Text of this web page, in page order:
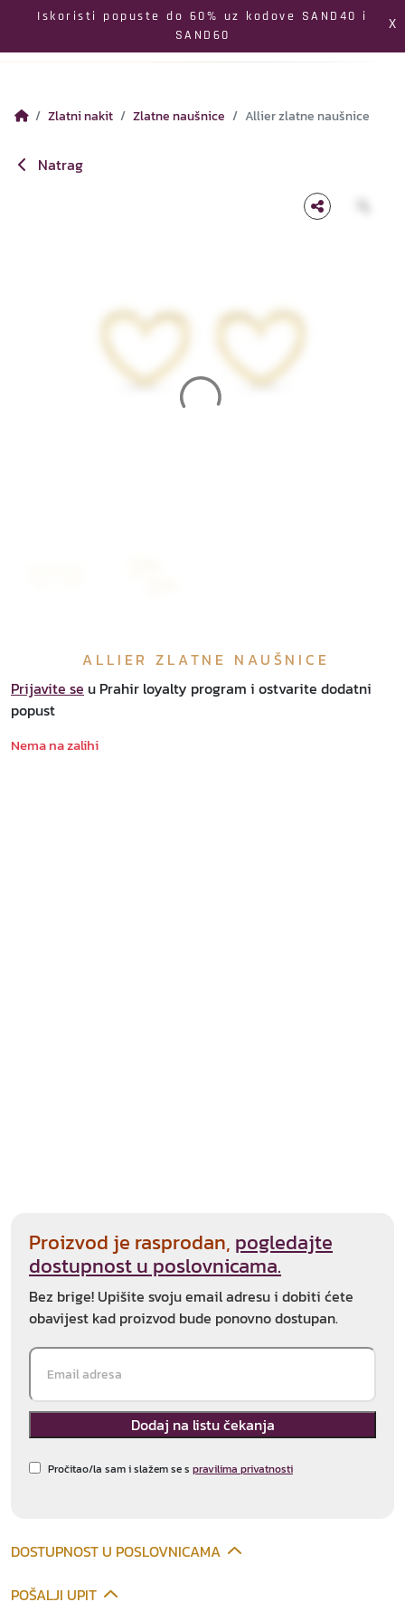
Iskoristi popuste do 60% uz kodove SAND40 i
SAND60
X
Izbornik
Profil Pretraga
Zlatni nakit Zlatne naušnice Allier zlatne naušnice
Natrag
ALLIER ZLATNE NAUŠNICE
Prijavite se u Prahir loyalty program i ostvarite dodatni
popust
Nema na zalihi
Proizvod je rasprodan, pogledajte
dostupnost u poslovnicama.
Bez brige! Upišite svoju email adresu i dobiti ćete
obavijest kad proizvod bude ponovno dostupan.
Pročitao/la sam i slažem se s pravilima privatnosti
DOSTUPNOST U POSLOVNICAMA
POŠALJI UPIT